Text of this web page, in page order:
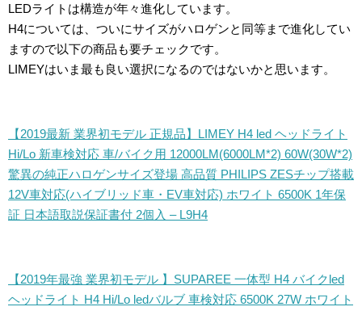
LEDライトは構造が年々進化しています。
H4については、ついにサイズがハロゲンと同等まで進化してい
ますので以下の商品も要チェックです。
LIMEYはいま最も良い選択になるのではないかと思います。
【2019最新 業界初モデル 正規品】LIMEY H4 led ヘッドライト
Hi/Lo 新車検対応 車/バイク用 12000LM(6000LM*2) 60W(30W*2)
驚異の純正ハロゲンサイズ登場 高品質 PHILIPS ZESチップ搭載
12V車対応(ハイブリッド車・EV車対応) ホワイト 6500K 1年保
証 日本語取説保証書付 2個入 – L9H4
【2019年最強 業界初モデル 】SUPAREE 一体型 H4 バイクled
ヘッドライト H4 Hi/Lo ledバルブ 車検対応 6500K 27W ホワイト